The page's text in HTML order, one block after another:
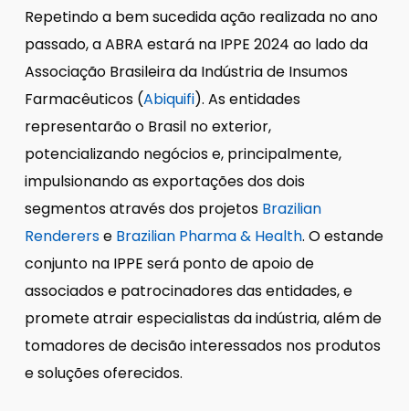
Repetindo a bem sucedida ação realizada no ano
passado, a ABRA estará na IPPE 2024 ao lado da
Associação Brasileira da Indústria de Insumos
Farmacêuticos (Abiquifi). As entidades
representarão o Brasil no exterior,
potencializando negócios e, principalmente,
impulsionando as exportações dos dois
segmentos através dos projetos Brazilian
Rendererse Brazilian Pharma & Health. O estande
conjunto na IPPE será ponto de apoio de
associados e patrocinadores das entidades, e
promete atrair especialistas da indústria, além de
tomadores de decisão interessados nos produtos
e soluções oferecidos.